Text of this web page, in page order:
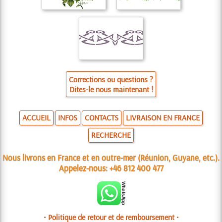
Corrections ou questions ?
Dites-le nous maintenant !
ACCUEIL INFOS CONTACTS
LIVRAISON EN FRANCE
RECHERCHE
Nous livrons en France et en outre-mer (Réunion, Guyane, etc.).
Appelez-nous:+46 812 400 477
• Politique de retour et de remboursement •